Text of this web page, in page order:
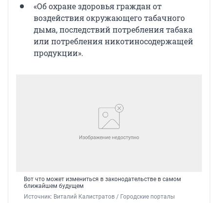
«Об охране здоровья граждан от
воздействия окружающего табачного
дыма, последствий потребления табака
или потребления никотиносодержащей
продукции».
Вот что может измениться в законодательстве в самом
ближайшем будущем
Источник: Виталий Калистратов / Городские порталы